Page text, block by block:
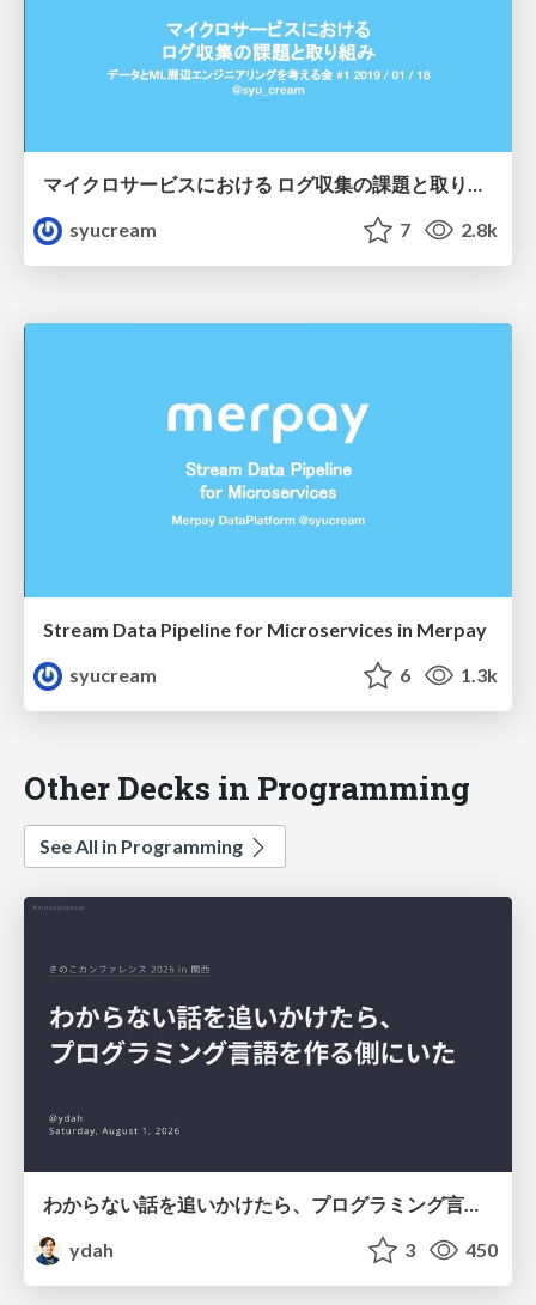
マイクロサービスにおける ログ収集の課題と取り組み
syucream
7 2.8k
Stream Data Pipeline for Microservices in Merpay
syucream
6 1.3k
Other Decks in Programming
See All in Programming
ydah
3 450